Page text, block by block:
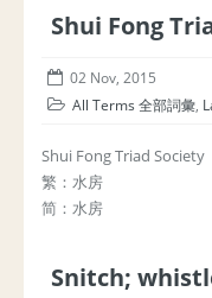
Shui Fong
02 Nov, 2015
All Terms 全部詞彙,
Shui Fong Triad Society
繁：水房
简：水房
Snitch;